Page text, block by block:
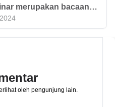
merupakan bacaan
kemudahan rezeki
dalam menjalani
oleh pengunjung lain.